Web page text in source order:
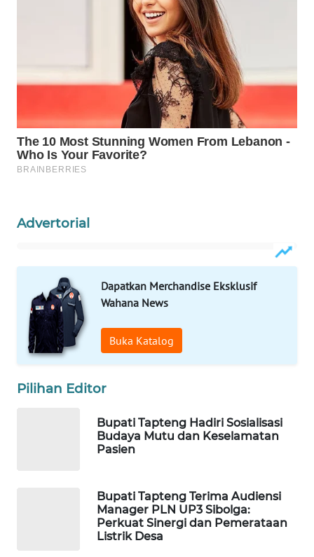
Advertorial
Dapatkan Merchandise Eksklusif
Wahana News
Buka Katalog
Pilihan Editor
Bupati Tapteng Hadiri Sosialisasi
Budaya Mutu dan Keselamatan
Pasien
Bupati Tapteng Terima Audiensi
Manager PLN UP3 Sibolga:
Perkuat Sinergi dan Pemerataan
Listrik Desa
WATCH
MKLI
LPKKI
KONSUMEN
FORWAMKI
ALPERKLINAS